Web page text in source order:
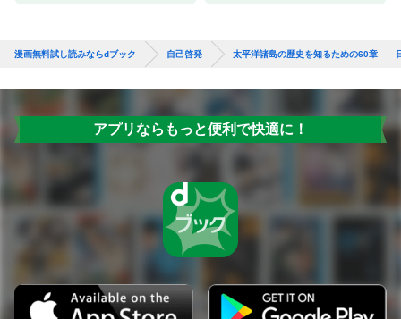
漫画無料試し読みならdブック 自己啓発 太平洋諸島の歴史を知るための60章――
アプリならもっと便利で快適に！